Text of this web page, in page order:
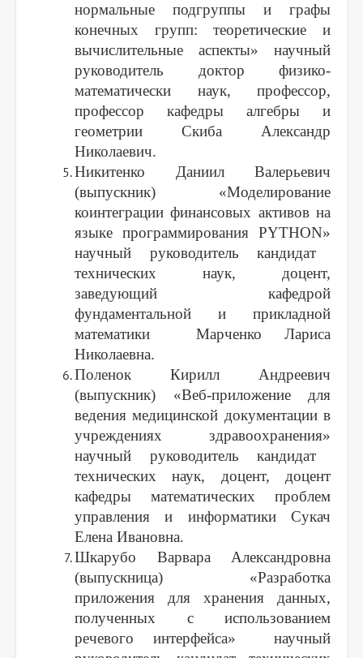
нормальные подгруппы и графы
конечных групп: теоретические и
вычислительные аспекты» научный
руководитель доктор физико-
математически наук, профессор,
профессор кафедры алгебры и
геометрии Скиба Александр
Николаевич.
Никитенко Даниил Валерьевич
(выпускник) «Моделирование
коинтеграции финансовых активов на
языке программирования PYTHON»
научный руководитель кандидат
технических наук, доцент,
заведующий кафедрой
фундаментальной и прикладной
математики Марченко Лариса
Николаевна.
Поленок Кирилл Андреевич
(выпускник) «Веб-приложение для
ведения медицинской документации в
учреждениях здравоохранения»
научный руководитель кандидат
технических наук, доцент, доцент
кафедры математических проблем
управления и информатики Сукач
Елена Ивановна.
Шкарубо Варвара Александровна
(выпускница) «Разработка
приложения для хранения данных,
полученных с использованием
речевого интерфейса» научный